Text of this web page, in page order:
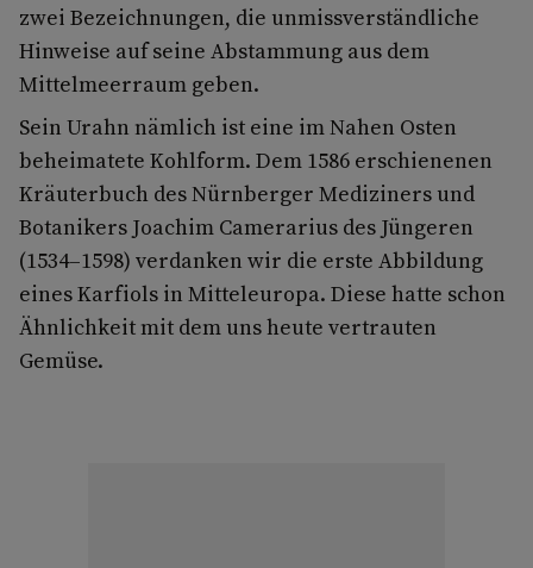
zwei Bezeichnungen, die unmissverständliche
Hinweise auf seine Abstammung aus dem
Mittelmeerraum geben.
Sein Urahn nämlich ist eine im Nahen Osten
beheimatete Kohlform. Dem 1586 erschienenen
Kräuterbuch des Nürnberger Mediziners und
Botanikers Joachim Camerarius des Jüngeren
(1534–1598) verdanken wir die erste Abbildung
eines Karfiols in Mitteleuropa. Diese hatte schon
Ähnlichkeit mit dem uns heute vertrauten
Gemüse.